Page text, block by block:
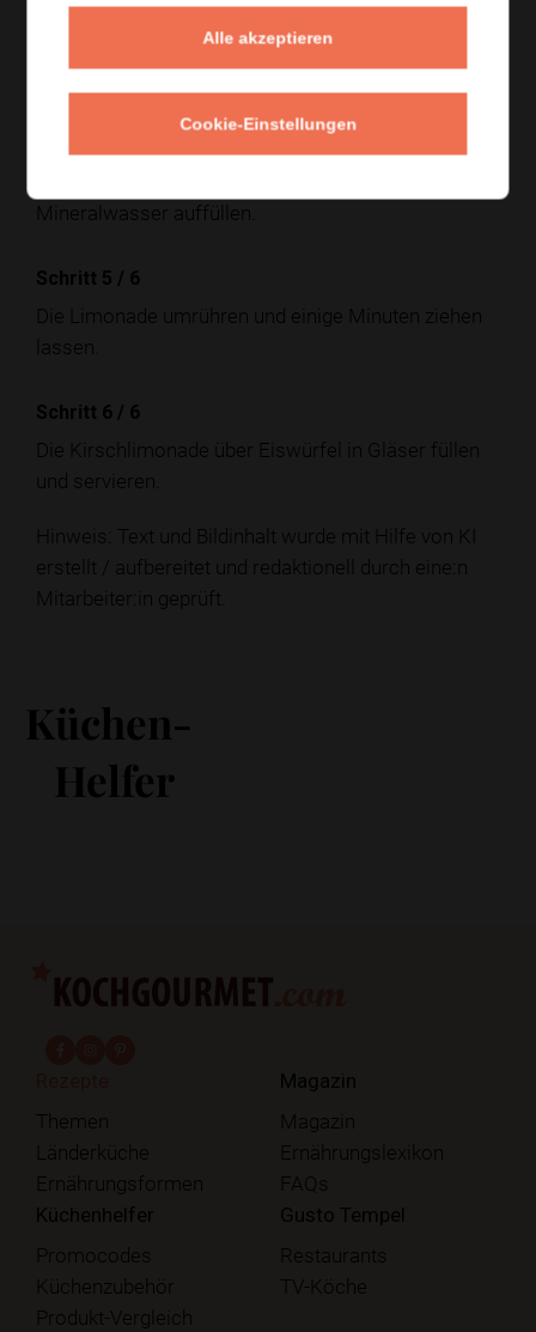
Den Zucker in etwa 100 Milliliter des
Mineralwassers unter Rühren auflösen.
Das Kirschpüree und das Zuckerwasser in eine
Mineralwasser auffüllen.
Schritt 5 / 6
Die Limonade umrühren und einige Minuten ziehen
lassen.
Schritt 6 / 6
Die Kirschlimonade über Eiswürfel in Gläser füllen
und servieren.
Hinweis: Text und Bildinhalt wurde mit Hilfe von KI
erstellt / aufbereitet und redaktionell durch eine:n
Mitarbeiter:in geprüft.
Küchen-
Helfer
Themen
Länderküche
Ernährungsformen
Magazin
Magazin
Ernährungslexikon
FAQs
Küchenhelfer
Promocodes
Küchenzubehör
Produkt-Vergleich
Gusto Tempel
Restaurants
TV-Köche
Alle akzeptieren
Cookie-Einstellungen